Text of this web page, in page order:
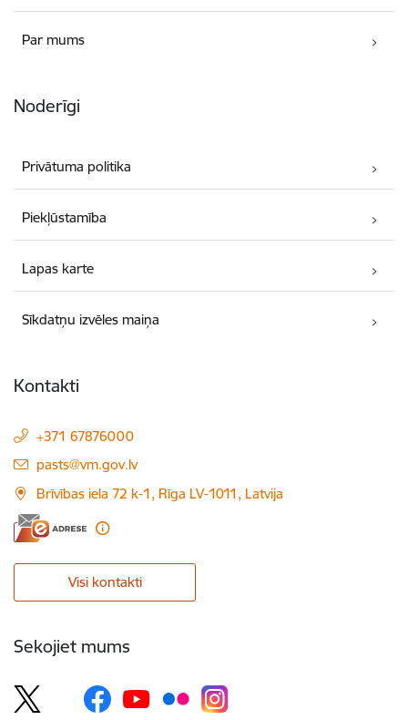
Par mums
Noderīgi
Privātuma politika
Piekļūstamība
Lapas karte
Sīkdatņu izvēles maiņa
Kontakti
+371 67876000
E-pasts:
pasts@vm.gov.lv
Brīvības iela 72 k-1, Rīga LV-1011, Latvija
Visi kontakti
Sekojiet mums